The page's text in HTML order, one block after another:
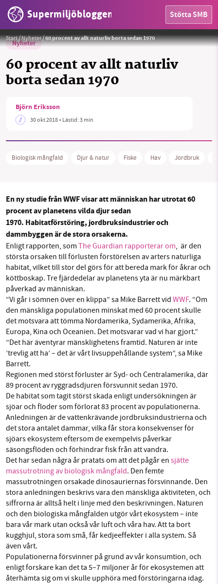
Supermiljöbloggen Stötta SMB
OMRÅDEN
MILJÖFAKTA
Facebook Instagram
Threads LinkedIn
Start/Nyheter/60 procent av allt naturliv borta sedan 1970
Nyheter
60 procent av allt naturliv
borta sedan 1970
Rod Waddington (CC BY-SA 2.0)
Björn Eriksson
30 okt 2018• Lästid:3 min
Biologisk mångfald Djur & natur Fiske Hav Jordbruk
En ny studie från WWF visar att människan har utrotat 60
procent av planetens vilda djur sedan
1970. Habitatförstöring, jordbruksindustrier och
dammbyggen är de stora orsakerna.
Enligt rapporten, som The Guardian rapporterar om, är den
största orsaken till förlusten förstörelsen av arters naturliga
habitat, vilket till stor del görs för att bereda mark för åkrar och
köttboskap. Tre fjärdedelar av planetens yta är nu märkbart
påverkad av människan.
“Vi går i sömnen över en klippa” sa Mike Barrett vid WWF. “Om
den mänskliga populationen minskat med 60 procent skulle
det motsvara att tömma Nordamerika, Sydamerika, Afrika,
Europa, Kina och Oceanien. Det motsvarar vad vi har gjort.”
”Det här äventyrar mänsklighetens framtid. Naturen är inte
’trevlig att ha’ – det är vårt livsuppehållande system”, sa Mike
Barrett.
Regionen med störst förluster är Syd- och Centralamerika, där
89 procent av ryggradsdjuren försvunnit sedan 1970.
De habitat som tagit störst skada enligt undersökningen är
sjöar och floder som förlorat 83 procent av populationerna.
Anledningen är de vattenkrävande jordbruksindustrierna och
det stora antalet dammar, vilka får stora konsekvenser för
sjöars ekosystem eftersom de exempelvis påverkar
säsongsflöden och förhindrar fisk från att vandra.
Det har sedan några år pratats om att det pågår en sjätte
massutrotning av biologisk mångfald. Den femte
massutrotningen orsakade dinosauriernas försvinnande. Den
stora anledningen beskrivs vara den mänskliga aktiviteten, och
siffrorna är alltså helt i linje med den beskrivningen. Naturen
och den biologiska mångfalden utgör vårt ekosystem – inte
bara vår mark utan också vår luft och våra hav. Att ta bort
kugghjul, stora som små, får kedjeeffekter i alla system. Så
även vårt.
Populationerna försvinner på grund av vår konsumtion, och
enligt forskare kan det ta 5–7 miljoner år för ekosystemen att
återhämta sig om vi skulle upphöra med förstöringarna idag.
SMB kämpar för en hållbar framtid. Sedan
starten 2010 har vår ideella redaktion drivit
miljödebatten framåt genom
nyhetsbevakning och granskningar. Nu vill vi
utveckla vårt arbete – och vi hoppas att du
vill hjälpa oss.
Stötta vårt arbete genom att swisha en slant till
Läs vad vi vill göra